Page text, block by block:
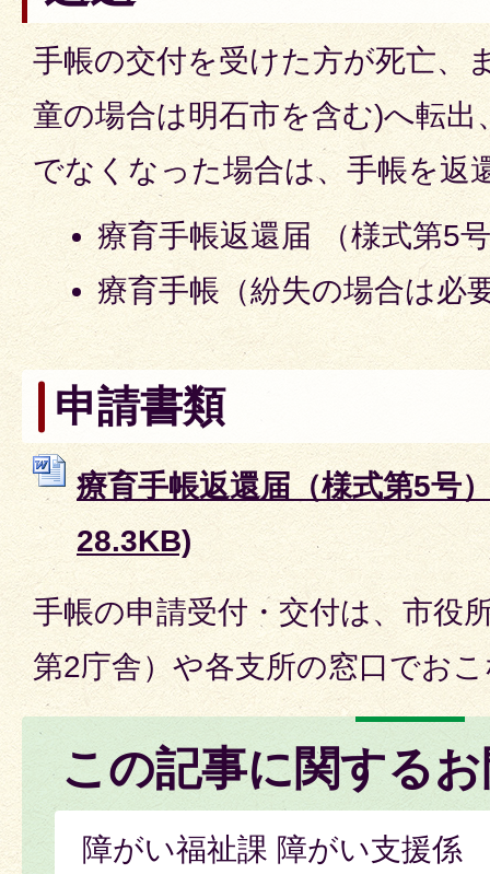
手帳の交付を受けた方が死亡、
童の場合は明石市を含む)へ転
でなくなった場合は、手帳を返
療育手帳返還届 （様式第5
療育手帳（紛失の場合は必
申請書類
療育手帳返還届（様式第5号
28.3KB)
手帳の申請受付・交付は、市役
第2庁舎）や各支所の窓口でお
この記事に関する
障がい福祉課 障がい支援係